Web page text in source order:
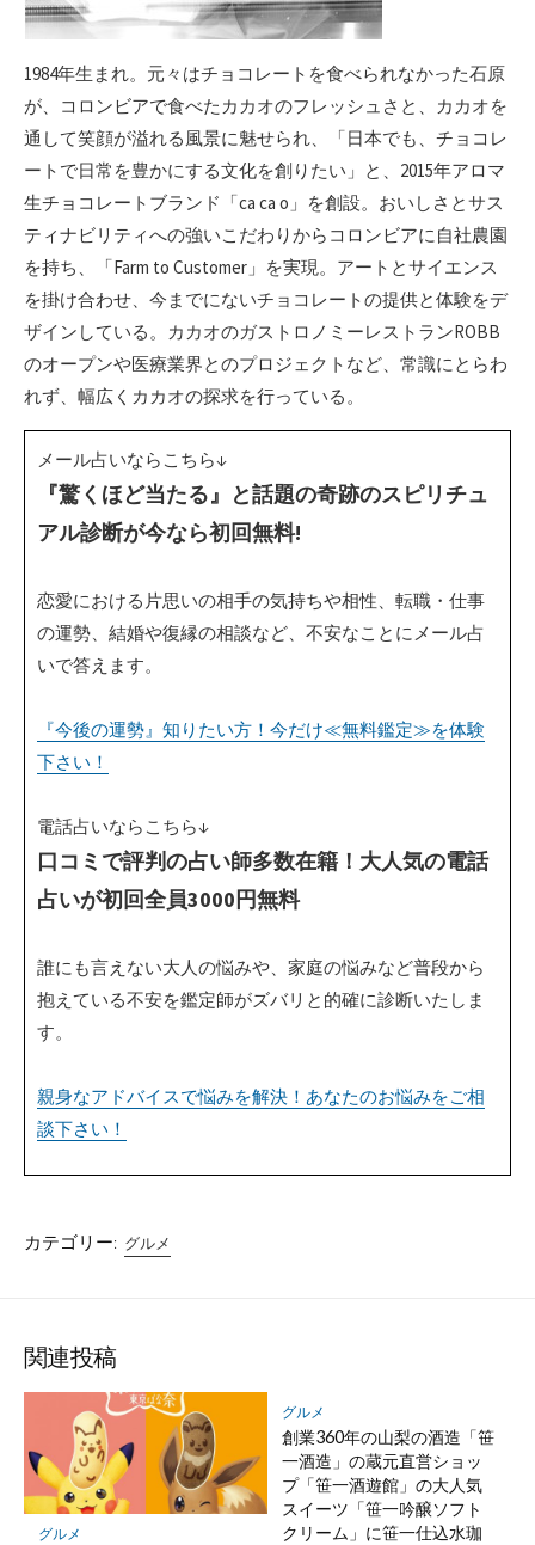
1984年生まれ。元々はチョコレートを食べられなかった石原
が、コロンビアで食べたカカオのフレッシュさと、カカオを
通して笑顔が溢れる風景に魅せられ、「日本でも、チョコレ
ートで日常を豊かにする文化を創りたい」と、2015年アロマ
生チョコレートブランド「ca ca o」を創設。おいしさとサス
ティナビリティへの強いこだわりからコロンビアに自社農園
を持ち、「Farm to Customer」を実現。アートとサイエンス
を掛け合わせ、今までにないチョコレートの提供と体験をデ
ザインしている。カカオのガストロノミーレストランROBB
のオープンや医療業界とのプロジェクトなど、常識にとらわ
れず、幅広くカカオの探求を行っている。
メール占いならこちら↓
『驚くほど当たる』と話題の奇跡のスピリチュ
アル診断が今なら初回無料!
恋愛における片思いの相手の気持ちや相性、転職・仕事
の運勢、結婚や復縁の相談など、不安なことにメール占
いで答えます。
『今後の運勢』知りたい方！今だけ≪無料鑑定≫を体験
下さい！
電話占いならこちら↓
口コミで評判の占い師多数在籍！大人気の電話
占いが初回全員3000円無料
誰にも言えない大人の悩みや、家庭の悩みなど普段から
抱えている不安を鑑定師がズバリと的確に診断いたしま
す。
親身なアドバイスで悩みを解決！あなたのお悩みをご相
談下さい！
カテゴリー: グルメ
関連投稿
グルメ
グルメ
創業360年の山梨の酒造「笹
一酒造」の蔵元直営ショッ
プ「笹一酒遊館」の大人気
スイーツ「笹一吟醸ソフト
クリーム」に笹一仕込水珈